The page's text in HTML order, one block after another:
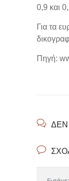
0,9 και
Για τα
Πηγή:
ΔΕΝ